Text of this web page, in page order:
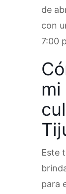
de
con
7:00
Este
para